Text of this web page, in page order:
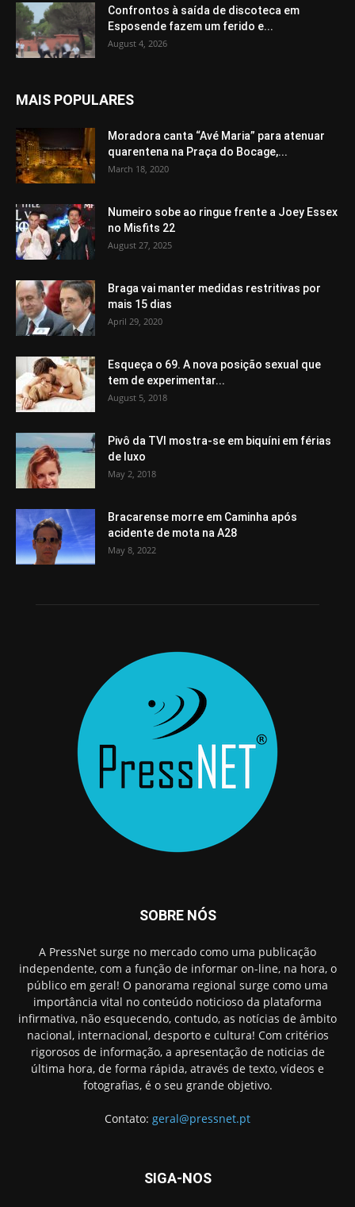
Confrontos à saída de discoteca em
Esposende fazem um ferido e...
August 4, 2026
MAIS POPULARES
Moradora canta “Avé Maria” para atenuar
quarentena na Praça do Bocage,...
March 18, 2020
Numeiro sobe ao ringue frente a Joey Essex
no Misfits 22
August 27, 2025
Braga vai manter medidas restritivas por
mais 15 dias
April 29, 2020
Esqueça o 69. A nova posição sexual que
tem de experimentar...
August 5, 2018
Pivô da TVI mostra-se em biquíni em férias
de luxo
May 2, 2018
Bracarense morre em Caminha após
acidente de mota na A28
May 8, 2022
SOBRE NÓS
A PressNet surge no mercado como uma publicação
independente, com a função de informar on-line, na hora, o
público em geral! O panorama regional surge como uma
importância vital no conteúdo noticioso da plataforma
infirmativa, não esquecendo, contudo, as notícias de âmbito
nacional, internacional, desporto e cultura! Com critérios
rigorosos de informação, a apresentação de noticias de
última hora, de forma rápida, através de texto, vídeos e
fotografias, é o seu grande objetivo.
Contato: geral@pressnet.pt
SIGA-NOS